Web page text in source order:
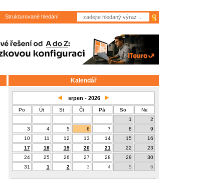
Strukturované hledání
Kalendář
srpen - 2026
Po Út St Čt Pá So
Ne
1
2
3
4 5 6 7 8
9
10
11 12 13 14 15
16
17
18 19 20 21 22
23
24
25 26 27 28 29
30
31
1 2 3 4 5 6